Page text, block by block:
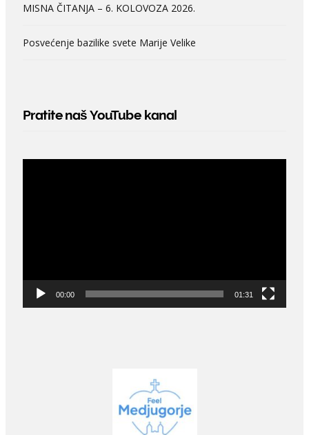
MISNA ČITANJA – 6. KOLOVOZA 2026.
Posvećenje bazilike svete Marije Velike
Pratite naš YouTube kanal
00:00 01:31